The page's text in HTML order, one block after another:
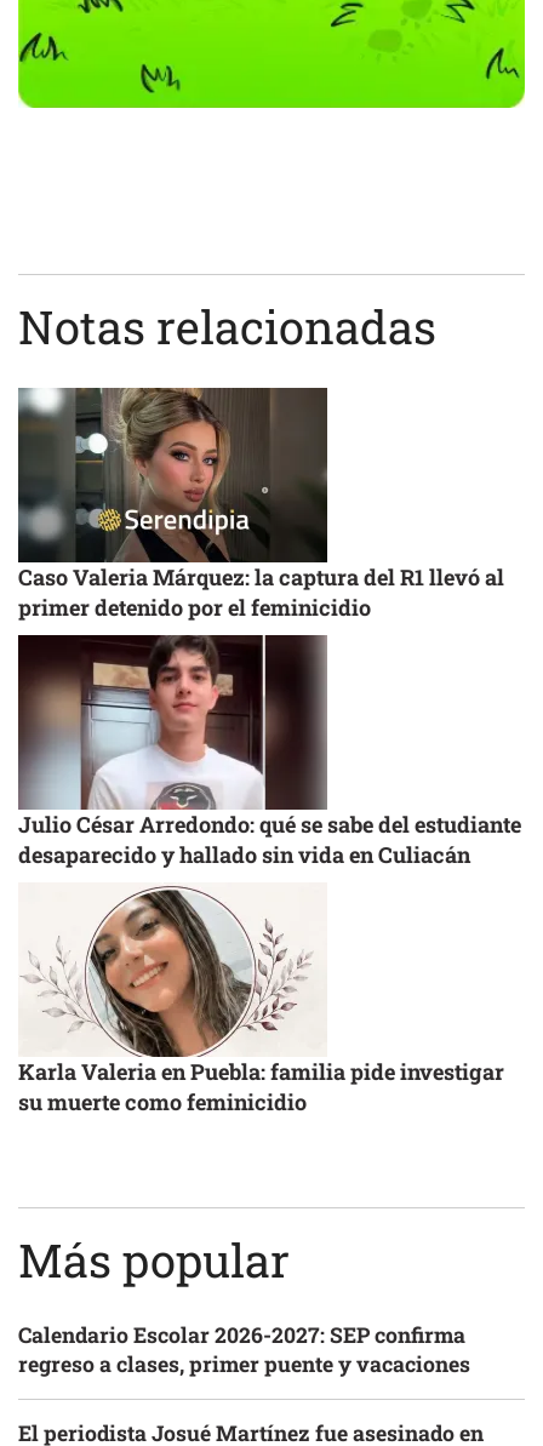
Notas relacionadas
Caso Valeria Márquez: la captura del R1 llevó al
primer detenido por el feminicidio
Julio César Arredondo: qué se sabe del estudiante
desaparecido y hallado sin vida en Culiacán
Karla Valeria en Puebla: familia pide investigar
su muerte como feminicidio
Más popular
Calendario Escolar 2026-2027: SEP confirma
regreso a clases, primer puente y vacaciones
El periodista Josué Martínez fue asesinado en